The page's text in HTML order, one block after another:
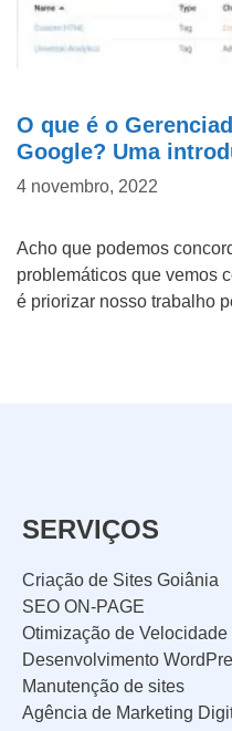
O que é o
Google? Uma
4 novembro, 2022
Acho que podemos
problemáticos que vemos
é priorizar nosso trabalho
SERVIÇOS
Criação de Sites Goiânia
SEO ON-PAGE
Otimização de Velocidade
Desenvolvimento
Manutenção de sites
Agência de Marketing